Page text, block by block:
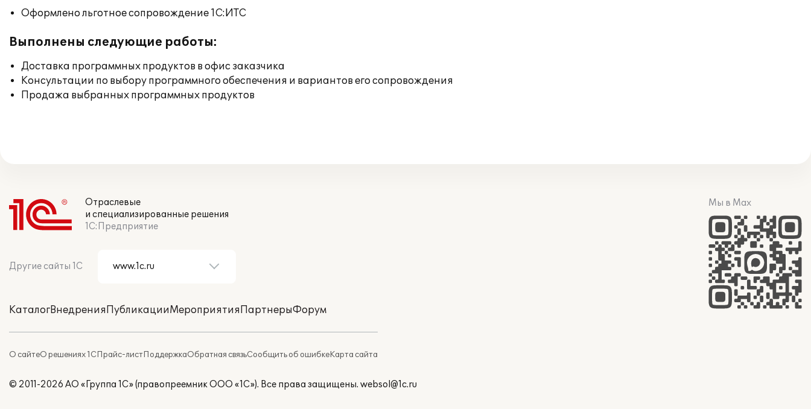
Оформлено льготное сопровождение 1С:ИТС
Выполнены следующие работы:
Доставка программных продуктов в офис заказчика
Консультации по выбору программного обеспечения и вариантов его сопровождения
Продажа выбранных программных продуктов
Отраслевые
и специализированные решения
1С:Предприятие
Другие сайты 1С
КаталогВнедренияПубликацииМероприятияПартнерыФорум
О сайтеО решениях 1СПрайс-листПоддержкаОбратная связьСообщить об ошибкеКарта сайта
Мы в Max
© 2011-2026 АО «Группа 1С» (правопреемник ООО «1С»). Все права защищены. websol@1c.ru